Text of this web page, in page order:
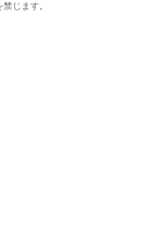
じます。